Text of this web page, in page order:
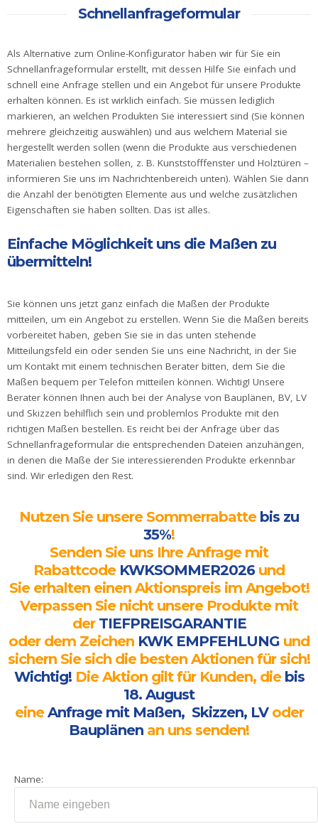
Schnellanfrageformular
Als Alternative zum Online-Konfigurator haben wir für Sie ein
Schnellanfrageformular erstellt, mit dessen Hilfe Sie einfach und
schnell eine Anfrage stellen und ein Angebot für unsere Produkte
erhalten können. Es ist wirklich einfach. Sie müssen lediglich
markieren, an welchen Produkten Sie interessiert sind (Sie können
mehrere gleichzeitig auswählen) und aus welchem ​​Material sie
hergestellt werden sollen (wenn die Produkte aus verschiedenen
Materialien bestehen sollen, z. B. Kunststofffenster und Holztüren –
informieren Sie uns im Nachrichtenbereich unten). Wählen Sie dann
die Anzahl der benötigten Elemente aus und welche zusätzlichen
Eigenschaften sie haben sollten. Das ist alles.
Einfache Möglichkeit uns die Maßen zu
übermitteln!
Sie können uns jetzt ganz einfach die Maßen der Produkte
mitteilen, um ein Angebot zu erstellen. Wenn Sie die Maßen bereits
vorbereitet haben, geben Sie sie in das unten stehende
Mitteilungsfeld ein oder senden Sie uns eine Nachricht, in der Sie
um Kontakt mit einem technischen Berater bitten, dem Sie die
Maßen bequem per Telefon mitteilen können. Wichtig! Unsere
Berater können Ihnen auch bei der Analyse von Bauplänen, BV, LV
und Skizzen behilflich sein und problemlos Produkte mit den
richtigen Maßen bestellen. Es reicht bei der Anfrage über das
Schnellanfrageformular die entsprechenden Dateien anzuhängen,
in denen die Maße der Sie interessierenden Produkte erkennbar
sind. Wir erledigen den Rest.
Nutzen Sie unsere Sommerrabatte bis zu
35%!
Senden Sie uns Ihre Anfrage mit
Rabattcode KWKSOMMER2026und
Sie erhalten einen Aktionspreis im Angebot!
Verpassen Sie nicht unsere Produkte mit
der TIEFPREISGARANTIE
oder dem Zeichen KWK EMPFEHLUNG und
sichern Sie sich die besten Aktionen für sich!
Wichtig! Die Aktion gilt für Kunden, die bis
18. August
eineAnfrage mit Maßen, Skizzen, LVoder
Bauplänen an uns senden!
Name:
Kunststofftüren
Kunststofftüren
mit AluClip
Aluminiumtüren
Nebeneingangstür
Balkontür
Kunststoff
Kunststoff
mit AluClip
Balkontüren
aus
Kunststoff
ultramatt
Balkontüren
Denkmalschutztüren
aus
Aluminium
Terrassentür
Hebeschiebetür
Hebeschiebetür
Kunststoff
Hebeschiebetüren
aus PVC mit
AluClip
Hebeschiebetüren
aus Holz
Falttüren